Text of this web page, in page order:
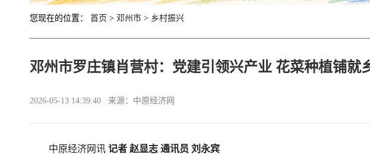
您现在的位置： 首页 > 邓州市 > 乡村振兴
邓州市罗庄镇肖营村：党建引领兴产业 花菜种植铺就
2026-05-13 14:39:40 来源：中原经济网
中原经济网讯 记者 赵显志 通讯员 刘永宾